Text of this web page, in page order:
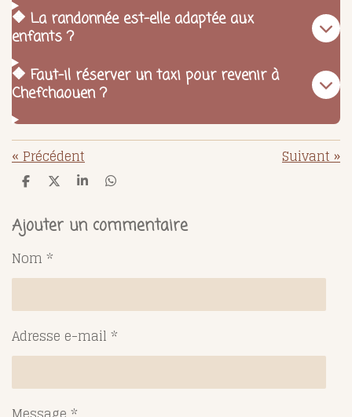
🔶 La randonnée est-elle adaptée aux
enfants ?
🔶 Faut-il réserver un taxi pour revenir à
Chefchaouen ?
«Précédent Suivant»
P
t
a
e
r
P
t
a
r
P
t
a
r
P
t
a
r
Ajouter un commentaire
Nom *
Adresse e-mail *